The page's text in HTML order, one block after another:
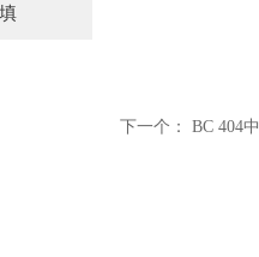
下一个： BC 404